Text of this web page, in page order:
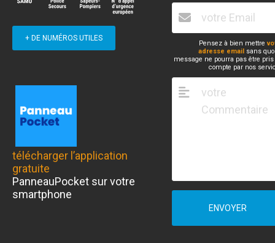
+ DE NUMÉROS UTILES
télécharger l’application
gratuite
PanneauPocket sur votre
smartphone
Pensez à bien mettre
adresse email sans
message ne pourra pas être
compte par nos
ENVOYER